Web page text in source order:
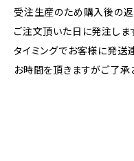
受注生産のため購入後の返
ご注文頂いた日に発注し
タイミングでお客様に発送
お時間を頂きますがご了承